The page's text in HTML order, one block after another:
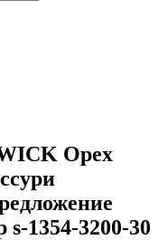
Орех
1354-3200-30